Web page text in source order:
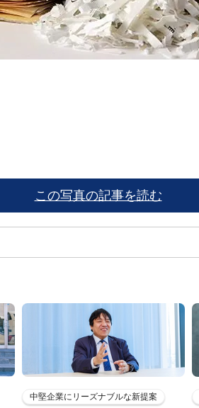
この写真の記事を読む
中堅企業にリーズナブルな新提案